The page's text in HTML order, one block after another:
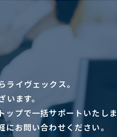
イヴェックス。
ます。
ップで一括サポートいたしま
お問い合わせください。